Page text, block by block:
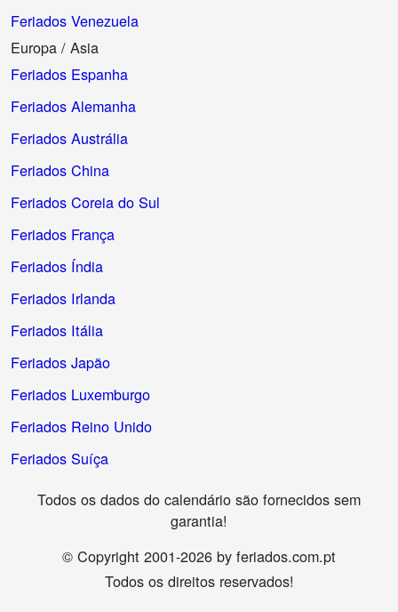
Feriados Venezuela
Europa / Asia
Feriados Espanha
Feriados Alemanha
Feriados Austrália
Feriados China
Feriados Coreia do Sul
Feriados França
Feriados Índia
Feriados Irlanda
Feriados Itália
Feriados Japão
Feriados Luxemburgo
Feriados Reino Unido
Feriados Suíça
Todos os dados do calendário são fornecidos sem
garantia!
© Copyright 2001-2026 by feriados.com.pt
Todos os direitos reservados!